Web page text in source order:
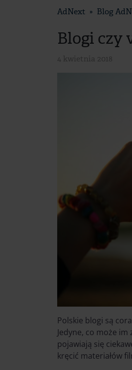
AdNext Blog
Blogi czy
Polskie blogi są
Jedyne, co może
pojawiają się
kręcić materiałów